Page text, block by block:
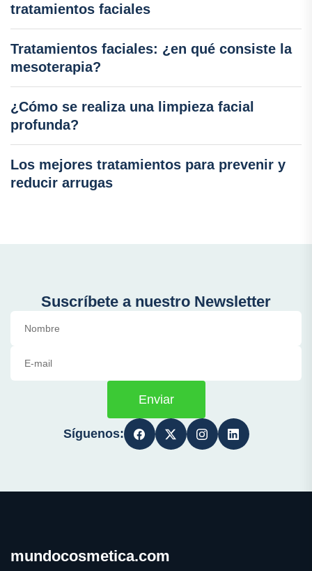
tratamientos faciales
Tratamientos faciales: ¿en qué consiste la
mesoterapia?
¿Cómo se realiza una limpieza facial
profunda?
Los mejores tratamientos para prevenir y
reducir arrugas
Suscríbete a nuestro Newsletter
Enviar
Síguenos:
mundocosmetica.com